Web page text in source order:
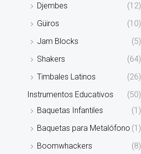
Djembes
(12)
Güiros
(10)
Jam Blocks
(5)
Shakers
(64)
Timbales Latinos
(26)
Instrumentos Educativos
(50)
Baquetas Infantiles
(1)
Baquetas para Metalófono (1)
Boomwhackers
(8)